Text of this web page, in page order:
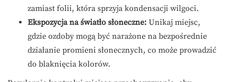
zamiast folii, która sprzyja kondensacji wilgoci.
Ekspozycja na światło słoneczne: Unikaj miejsc,
gdzie ozdoby mogą być narażone na bezpośrednie
działanie promieni słonecznych, co może prowadzić
do blaknięcia kolorów.